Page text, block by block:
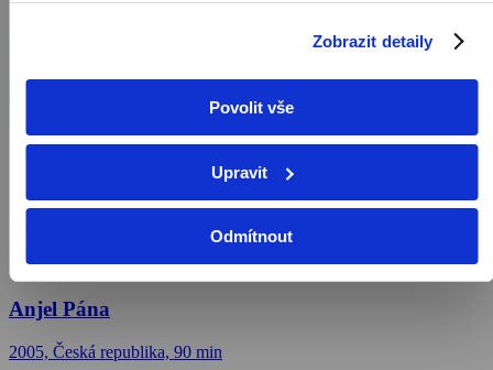
Zobrazit detaily
Povolit vše
Upravit
Odmítnout
Anjel Pána
2005, Česká republika, 90 min